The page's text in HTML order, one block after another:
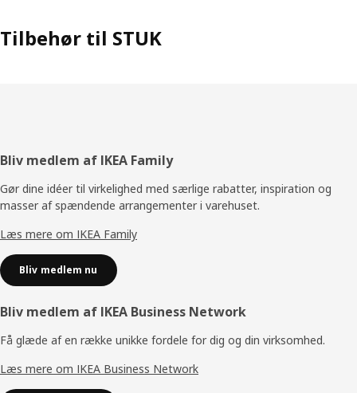
Tilbehør til STUK
Footer
Bliv medlem af IKEA Family
Gør dine idéer til virkelighed med særlige rabatter, inspiration og
masser af spændende arrangementer i varehuset.
Læs mere om IKEA Family
Bliv medlem nu
Bliv medlem af IKEA Business Network
Få glæde af en række unikke fordele for dig og din virksomhed.
Læs mere om IKEA Business Network